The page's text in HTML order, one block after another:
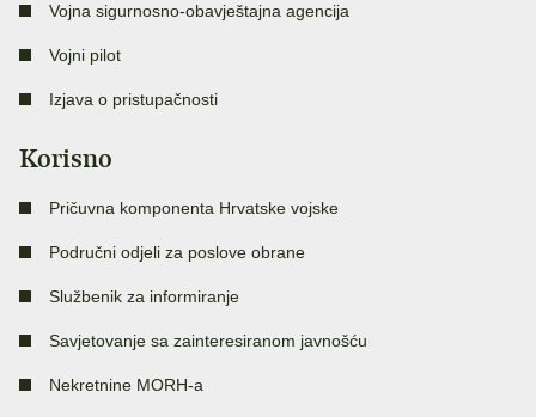
Vojna sigurnosno-obavještajna agencija
Vojni pilot
Izjava o pristupačnosti
Korisno
Pričuvna komponenta Hrvatske vojske
Područni odjeli za poslove obrane
Službenik za informiranje
Savjetovanje sa zainteresiranom javnošću
Nekretnine MORH-a